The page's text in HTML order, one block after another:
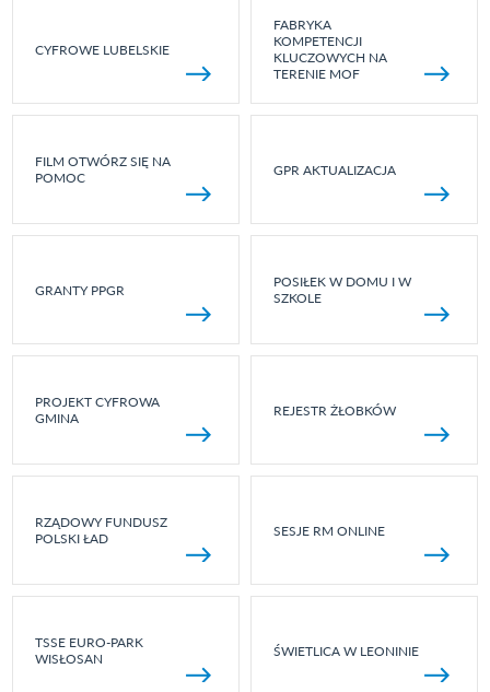
CYFROWE LUBELSKIE
FABRYKA
KOMPETENCJI
KLUCZOWYCH NA
TERENIE MOF
FILM OTWÓRZ SIĘ NA
POMOC
GPR AKTUALIZACJA
GRANTY PPGR
POSIŁEK W DOMU I W
SZKOLE
PROJEKT CYFROWA
GMINA
REJESTR ŻŁOBKÓW
RZĄDOWY FUNDUSZ
POLSKI ŁAD
SESJE RM ONLINE
TSSE EURO-PARK
WISŁOSAN
ŚWIETLICA W LEONINIE